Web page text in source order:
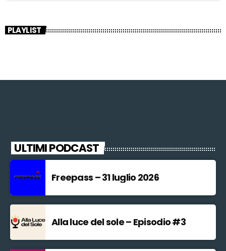
PLAYLIST
ULTIMI PODCAST
Freepass – 31 luglio 2026
Alla luce del sole – Episodio #3